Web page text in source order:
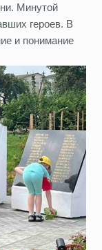
Минутой
героев. В
и понимание